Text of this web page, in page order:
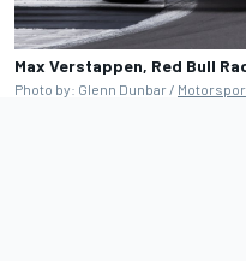
Max Verstappen, Red Bull
Photo by: Glenn Dunbar /